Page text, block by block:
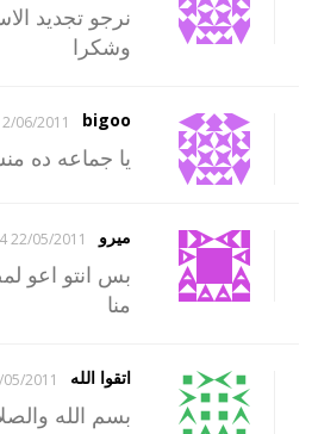
نرجو تجديد
وشكرا
bigoo
06/2011 01:03
يا جماعه ده منشور
ميرو 22/05/2011 19:14
بس انتو اعو
منا
اتقوا الله 2011 11:35
بسم الله